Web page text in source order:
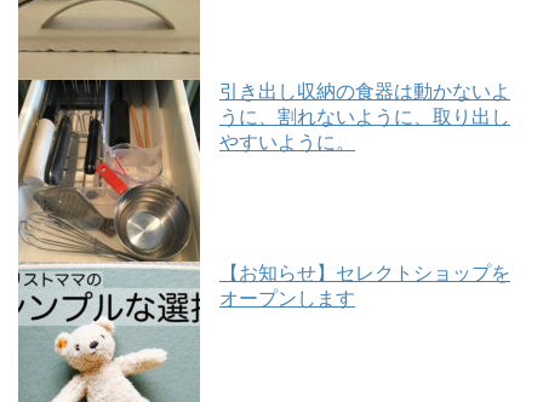
引き出し収納の食器は動かないよ
うに、割れないように、取り出し
やすいように。
【お知らせ】セレクトショップを
オープンします